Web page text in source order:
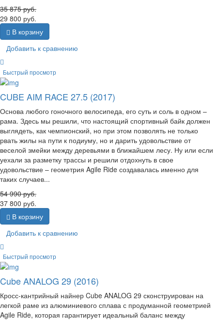
35 875руб.
29 800 руб.
В корзину
Добавить к сравнению
Быстрый просмотр
CUBE AIM RACE 27.5 (2017)
Основа любого гоночного велосипеда, его суть и соль в одном –
рама. Здесь мы решили, что настоящий спортивный байк должен
выглядеть, как чемпионский, но при этом позволять не только
рвать жилы на пути к подиуму, но и дарить удовольствие от
веселой змейки между деревьями в ближайшем лесу. Ну или если
уехали за разметку трассы и решили отдохнуть в свое
удовольствие – геометрия Agile Ride создавалась именно для
таких случаев...
54 990руб.
37 800 руб.
В корзину
Добавить к сравнению
Быстрый просмотр
Cube ANALOG 29 (2016)
Кросс-кантрийный найнер Cube ANALOG 29 сконструирован на
легкой раме из алюминиевого сплава с продуманной геометрией
Agile Ride, которая гарантирует идеальный баланс между